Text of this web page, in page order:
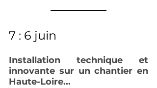
7 : 6 juin
Installation technique et
innovante sur un chantier en
Haute-Loire...